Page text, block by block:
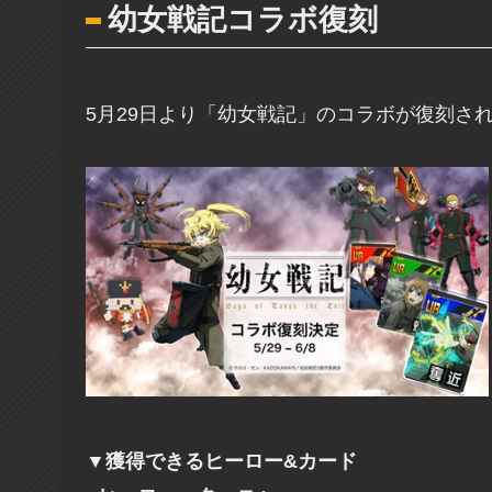
幼女戦記コラボ復刻
5月29日より「幼女戦記」のコラボが復刻さ
▼獲得できるヒーロー&カード